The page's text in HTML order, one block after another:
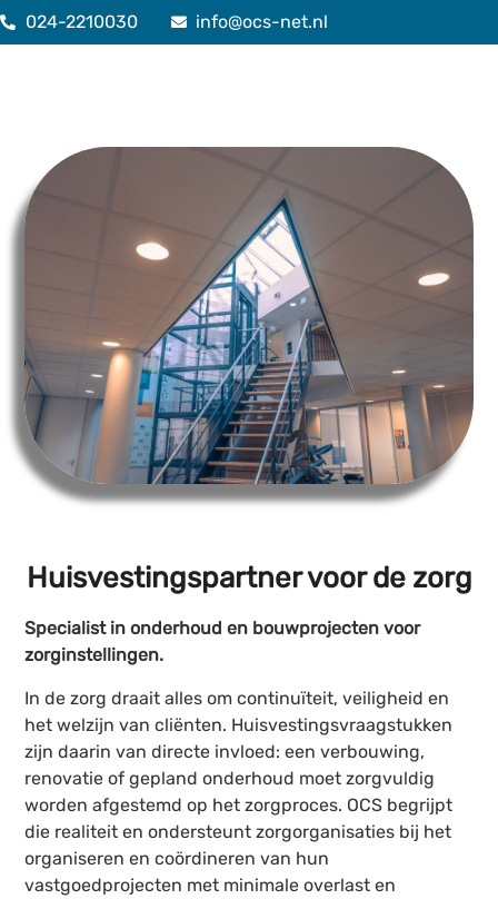
024-2210030 info@ocs-net.nl
Huisvestingspartner voor de zorg
Specialist in onderhoud en bouwprojecten voor
zorginstellingen.
In de zorg draait alles om continuïteit, veiligheid en
het welzijn van cliënten. Huisvestingsvraagstukken
zijn daarin van directe invloed: een verbouwing,
renovatie of gepland onderhoud moet zorgvuldig
worden afgestemd op het zorgproces. OCS begrijpt
die realiteit en ondersteunt zorgorganisaties bij het
organiseren en coördineren van hun
vastgoedprojecten met minimale overlast en